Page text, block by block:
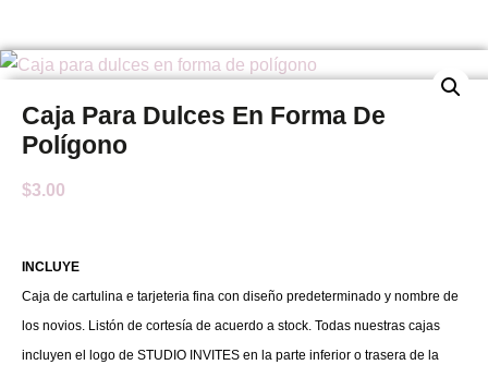
Caja Para Dulces En Forma De
Polígono
$3.00
INCLUYE
Caja de cartulina e tarjeteria fina con diseño predeterminado y nombre de
los novios. Listón de cortesía de acuerdo a stock. Todas nuestras cajas
incluyen el logo de STUDIO INVITES en la parte inferior o trasera de la